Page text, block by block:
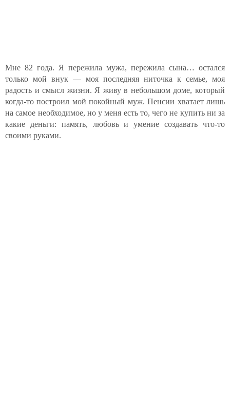
Мне 82 года. Я пережила мужа, пережила сына… остался
только мой внук — моя последняя ниточка к семье, моя
радость и смысл жизни. Я живу в небольшом доме, который
когда-то построил мой покойный муж. Пенсии хватает лишь
на самое необходимое, но у меня есть то, чего не купить ни за
какие деньги: память, любовь и умение создавать что-то
своими руками.